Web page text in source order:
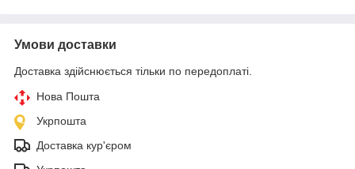
Умови доставки
Доставка здійснюється тільки по передоплаті.
Нова Пошта
Укрпошта
Доставка кур'єром